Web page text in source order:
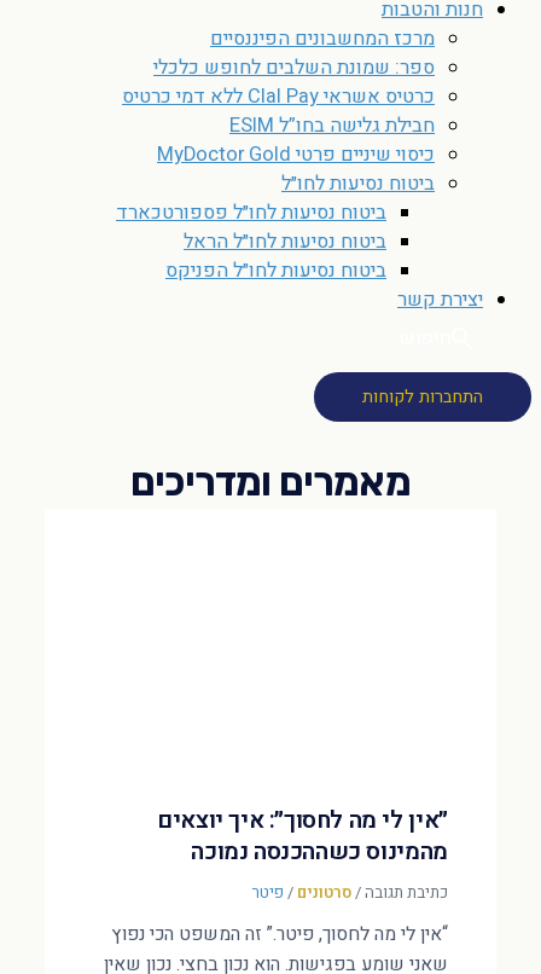
חנות והטבות
מרכז המחשבונים הפיננסיים
ספר: שמונת השלבים לחופש כלכלי
כרטיס אשראי Clal Pay ללא דמי כרטיס
חבילת גלישה בחו”ל ESIM
כיסוי שיניים פרטי MyDoctor Gold
ביטוח נסיעות לחו״ל
ביטוח נסיעות לחו״ל פספורטכארד
ביטוח נסיעות לחו״ל הראל
ביטוח נסיעות לחו״ל הפניקס
יצירת קשר
התחברות לקוחות
״אין לי מה לחסוך״: איך יוצאים
מהמינוס כשההכנסה נמוכה
כתיבת תגובה/סרטונים / פיטר
“אין לי מה לחסוך, פיטר.” זה המשפט הכי נפוץ
שאני שומע בפגישות. הוא נכון בחצי. נכון שאין